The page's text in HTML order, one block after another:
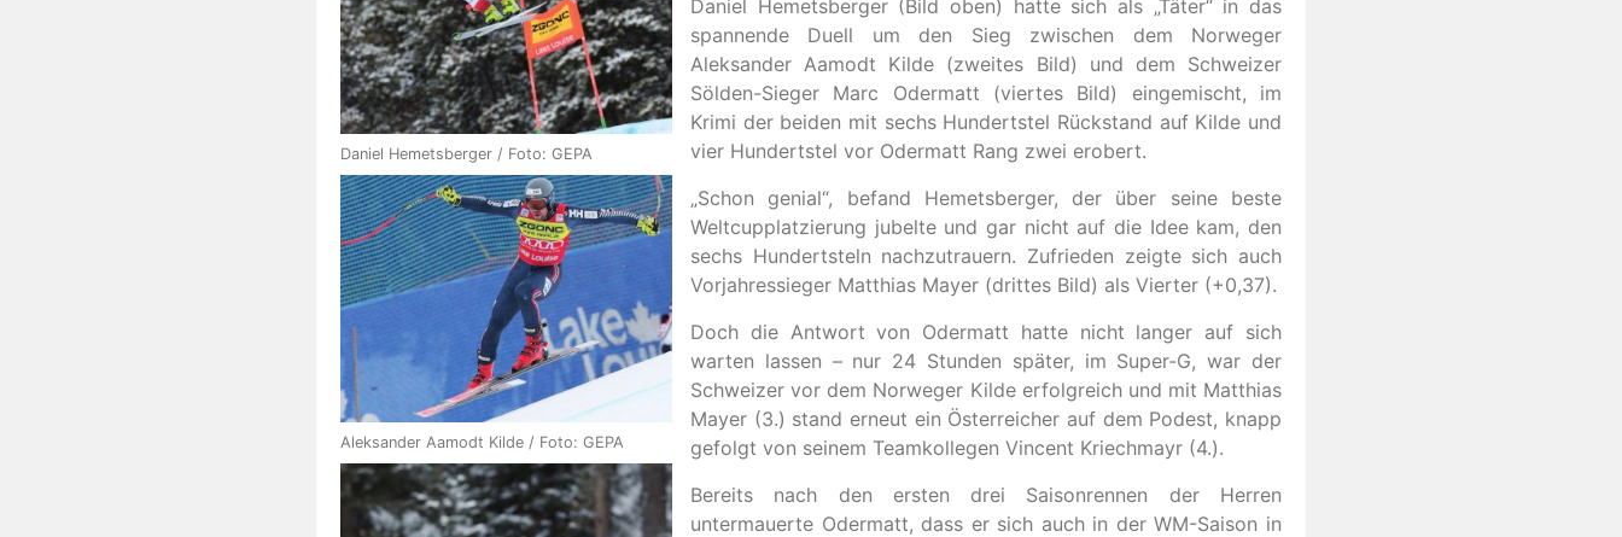
Daniel Hemetsberger / Foto: GEPA
Aleksander Aamodt Kilde / Foto: GEPA
Daniel Hemetsberger (Bild oben) hatte sich als „Täter“ in das
spannende Duell um den Sieg zwischen dem Norweger
Aleksander Aamodt Kilde (zweites Bild) und dem Schweizer
Sölden-Sieger Marc Odermatt (viertes Bild) eingemischt, im
Krimi der beiden mit sechs Hundertstel Rückstand auf Kilde und
vier Hundertstel vor Odermatt Rang zwei erobert.
„Schon genial“, befand Hemetsberger, der über seine beste
Weltcupplatzierung jubelte und gar nicht auf die Idee kam, den
sechs Hundertsteln nachzutrauern. Zufrieden zeigte sich auch
Vorjahressieger Matthias Mayer (drittes Bild) als Vierter (+0,37).
Doch die Antwort von Odermatt hatte nicht langer auf sich
warten lassen – nur 24 Stunden später, im Super-G, war der
Schweizer vor dem Norweger Kilde erfolgreich und mit Matthias
Mayer (3.) stand erneut ein Österreicher auf dem Podest, knapp
gefolgt von seinem Teamkollegen Vincent Kriechmayr (4.).
Bereits nach den ersten drei Saisonrennen der Herren
untermauerte Odermatt, dass er sich auch in der WM-Saison in